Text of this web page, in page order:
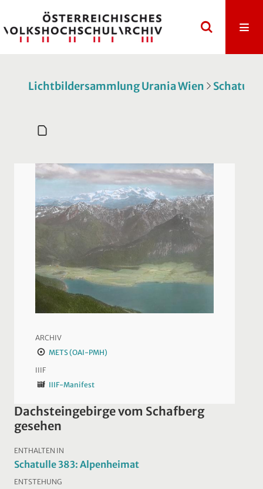
Lichtbildersammlung Urania Wien
ARCHIV
METS (OAI-PMH)
IIIF
IIIF-Manifest
Dachsteingebirge vom Schafberg
gesehen
ENTHALTEN IN
Schatulle 383: Alpenheimat
ENTSTEHUNG